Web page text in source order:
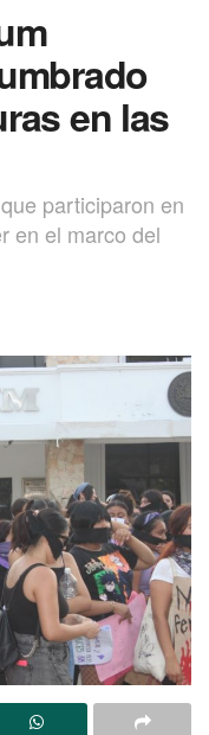
en las
participaron en
en el marco del